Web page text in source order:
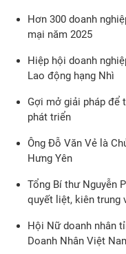
Hơn 300 doanh
mại năm 2025
Hiệp hội doanh
Lao động hạng Nhì
Gợi mở giải pháp để
phát triển
Ông Đỗ Văn Vẻ là
Hưng Yên
Tổng Bí thư Nguyễn
quyết liệt, kiên trung
Hội Nữ doanh nhân
Doanh Nhân Việt